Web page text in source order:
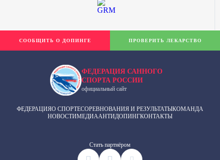
ФЕДЕРАЦИЯ САННОГО
СПОРТА РОССИИ
официальный сайт
ФЕДЕРАЦИЯО СПОРТЕСОРЕВНОВАНИЯ И РЕЗУЛЬТАТЫКОМАНДА
НОВОСТИМЕДИААНТИДОПИНГКОНТАКТЫ
Cтать партнёром
СООБЩИТЬ О ДОПИНГЕ ПРОВЕРИТЬ ЛЕКАРСТВО